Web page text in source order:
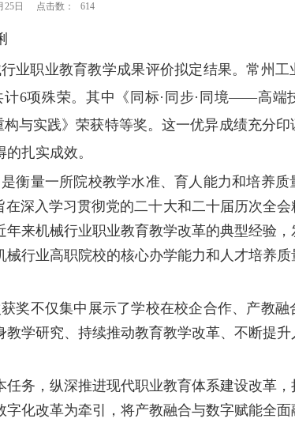
25日 点击数： 614
业职业教育教学成果评价拟定结果。常州工
6项殊荣。其中《同标·同步·同境——高端
与实践》荣获特等奖。这一优异成绩充分
扎实成效。
衡量一所院校教学水准、育人能力和培养质
深入学习贯彻党的二十大和二十届历次全
来机械行业职业教育教学改革的典型经验
行业高职院校的核心办学能力和人才培养
奖不仅集中展示了学校在校企合作、产教融
学研究、持续推动教育教学改革、不断提升
，纵深推进现代职业教育体系建设改革，
化改革为牵引，将产教融合与数字赋能全